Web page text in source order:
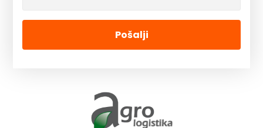
Pošalji